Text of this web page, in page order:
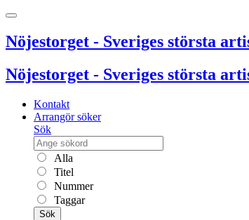
Nöjestorget - Sveriges största
Nöjestorget - Sveriges största
Kontakt
Arrangör söker
Sök
Alla
Titel
Nummer
Taggar
Sök